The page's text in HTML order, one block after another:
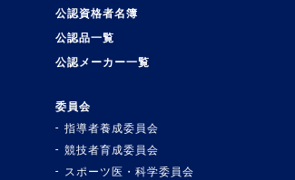
公認資格者名簿
公認品一覧
公認メーカー一覧
委員会
指導者養成委員会
競技者育成委員会
スポーツ医・科学委員会